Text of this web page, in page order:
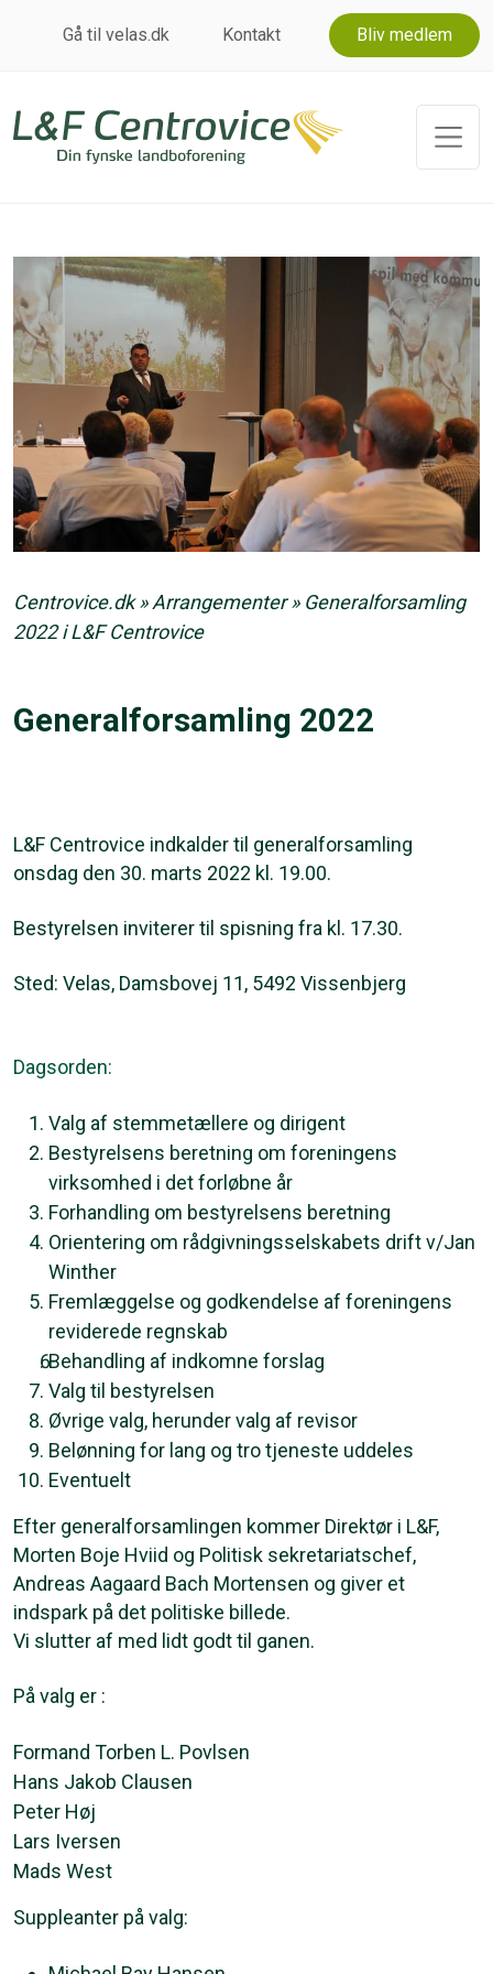
Gå til velas.dk Kontakt Bliv medlem
Centrovice.dk»Arrangementer» Generalforsamling
2022 i L&F Centrovice
Generalforsamling 2022
L&F Centrovice indkalder til generalforsamling
onsdag den 30. marts 2022 kl. 19.00.
Bestyrelsen inviterer til spisning fra kl. 17.30.
Sted: Velas, Damsbovej 11, 5492 Vissenbjerg
Dagsorden:
Valg af stemmetællere og dirigent
Bestyrelsens beretning om foreningens
virksomhed i det forløbne år
Forhandling om bestyrelsens beretning
Orientering om rådgivningsselskabets drift v/Jan
Winther
Fremlæggelse og godkendelse af foreningens
reviderede regnskab
Behandling af indkomne forslag
Valg til bestyrelsen
Øvrige valg, herunder valg af revisor
Belønning for lang og tro tjeneste uddeles
Eventuelt
Efter generalforsamlingen kommer Direktør i L&F,
Morten Boje Hviid og Politisk sekretariatschef,
Andreas Aagaard Bach Mortensen og giver et
indspark på det politiske billede.
Vi slutter af med lidt godt til ganen.
På valg er :
Formand Torben L. Povlsen
Hans Jakob Clausen
Peter Høj
Lars Iversen
Mads West
Suppleanter på valg: